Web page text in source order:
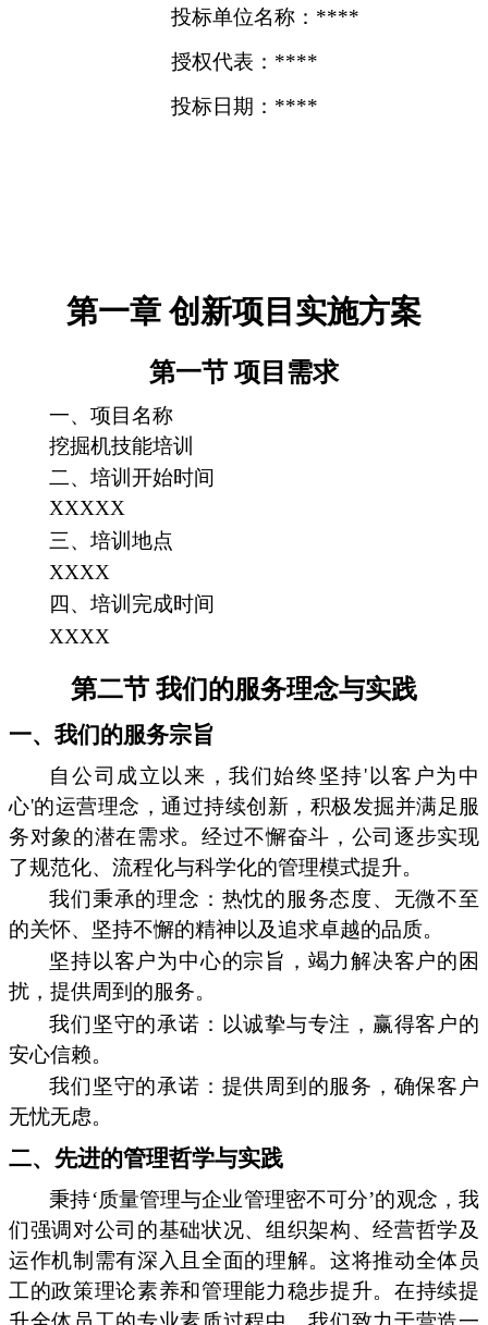
投标单位名称：****
授权代表：****
投标日期：****
第一章 创新项目实施方案
第一节 项目需求
一、项目名称
挖掘机技能培训
二、培训开始时间
XXXXX
三、培训地点
XXXX
四、培训完成时间
XXXX
第二节 我们的服务理念与实践
一、我们的服务宗旨
自公司成立以来，我们始终坚持'以客户为中
心'的运营理念，通过持续创新，积极发掘并满足服
务对象的潜在需求。经过不懈奋斗，公司逐步实现
了规范化、流程化与科学化的管理模式提升。
我们秉承的理念：热忱的服务态度、无微不至
的关怀、坚持不懈的精神以及追求卓越的品质。
坚持以客户为中心的宗旨，竭力解决客户的困
扰，提供周到的服务。
我们坚守的承诺：以诚挚与专注，赢得客户的
安心信赖。
我们坚守的承诺：提供周到的服务，确保客户
无忧无虑。
二、先进的管理哲学与实践
秉持‘质量管理与企业管理密不可分’的观念，我
们强调对公司的基础状况、组织架构、经营哲学及
运作机制需有深入且全面的理解。这将推动全体员
工的政策理论素养和管理能力稳步提升。在持续提